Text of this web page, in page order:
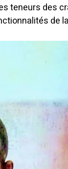
teneurs des
de